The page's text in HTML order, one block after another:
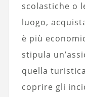
scolastiche o
luogo,
è più
stipula
quella
coprire gli